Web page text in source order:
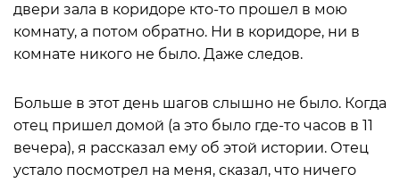
двери зала в коридоре кто-то прошел в мою
комнату, а потом обратно. Ни в коридоре, ни в
комнате никого не было. Даже следов.
Больше в этот день шагов слышно не было. Когда
отец пришел домой (а это было где-то часов в 11
вечера), я рассказал ему об этой истории. Отец
устало посмотрел на меня, сказал, что ничего